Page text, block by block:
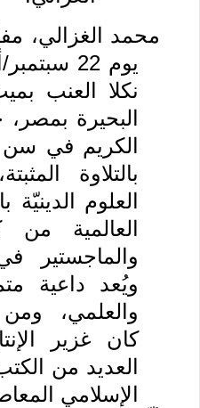
محمد الغزالي،
نكلا العنب
البحيرة
الكريم في سن
بالتلاوة
العلوم الدينيّة
العالمية
والماجستير
ويُعد داعية
والعلمي، ومن
كان غزير
العديد من
الإسلامي